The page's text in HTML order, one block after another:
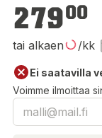
27900
tai alkaen /kk
Ei saatavilla
Voimme ilmoittaa